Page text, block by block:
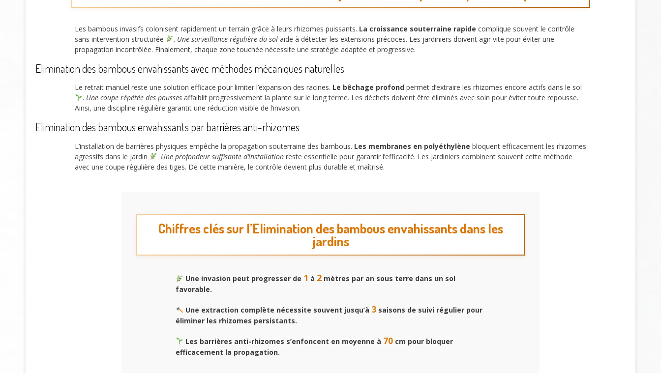
Les bambous invasifs colonisent rapidement un terrain grâce à leurs rhizomes puissants. La croissance souterraine rapide complique souvent le contrôle
sans intervention structurée
. Une surveillance régulière du solaide à détecter les extensions précoces. Les jardiniers doivent agir vite pour éviter une
propagation incontrôlée. Finalement, chaque zone touchée nécessite une stratégie adaptée et progressive.
Elimination des bambous envahissants avec méthodes mécaniques naturelles
Le retrait manuel reste une solution efficace pour limiter l’expansion des racines. Le bêchage profond permet d’extraire les rhizomes encore actifs dans le sol
. Une coupe répétée des poussesaffaiblit progressivement la plante sur le long terme. Les déchets doivent être éliminés avec soin pour éviter toute repousse.
Ainsi, une discipline régulière garantit une réduction visible de l’invasion.
Elimination des bambous envahissants par barrières anti-rhizomes
L’installation de barrières physiques empêche la propagation souterraine des bambous. Les membranes en polyéthylène bloquent efficacement les rhizomes
agressifs dans le jardin
. Une profondeur suffisante d’installationreste essentielle pour garantir l’efficacité. Les jardiniers combinent souvent cette méthode
avec une coupe régulière des tiges. De cette manière, le contrôle devient plus durable et maîtrisé.
Chiffres clés sur l’Elimination des bambous envahissants dans les
jardins
Une invasion peut progresser de 1 à 2mètres par an sous terre dans un sol
favorable.
Une extraction complète nécessite souvent jusqu’à 3saisons de suivi régulier pour
éliminer les rhizomes persistants.
Les barrières anti-rhizomes s’enfoncent en moyenne à 70cm pour bloquer
efficacement la propagation.